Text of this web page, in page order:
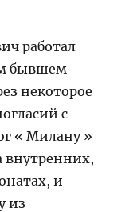
работал
бывшем
некоторое
с
« Милану »
внутренних,
и
из